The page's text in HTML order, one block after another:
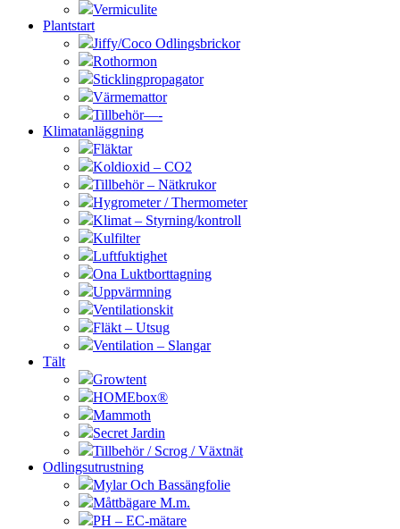
Vermiculite
Plantstart
Jiffy/Coco Odlingsbrickor
Rothormon
Sticklingpropagator
Värmemattor
Tillbehör—-
Klimatanläggning
Fläktar
Koldioxid – CO2
Tillbehör – Nätkrukor
Hygrometer / Thermometer
Klimat – Styrning/kontroll
Kulfilter
Luftfuktighet
Ona Luktborttagning
Uppvärmning
Ventilationskit
Fläkt – Utsug
Ventilation – Slangar
Tält
Growtent
HOMEbox®
Mammoth
Secret Jardin
Tillbehör / Scrog / Växtnät
Odlingsutrustning
Mylar Och Bassängfolie
Måttbägare M.m.
PH – EC-mätare